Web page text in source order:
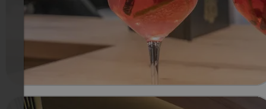
pro Person